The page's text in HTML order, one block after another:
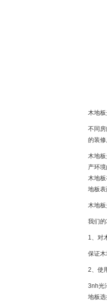
木地
不同
的装
木地
产环
木地
地板
木地
我们
1、对
保证
2、使
3nh光
地板